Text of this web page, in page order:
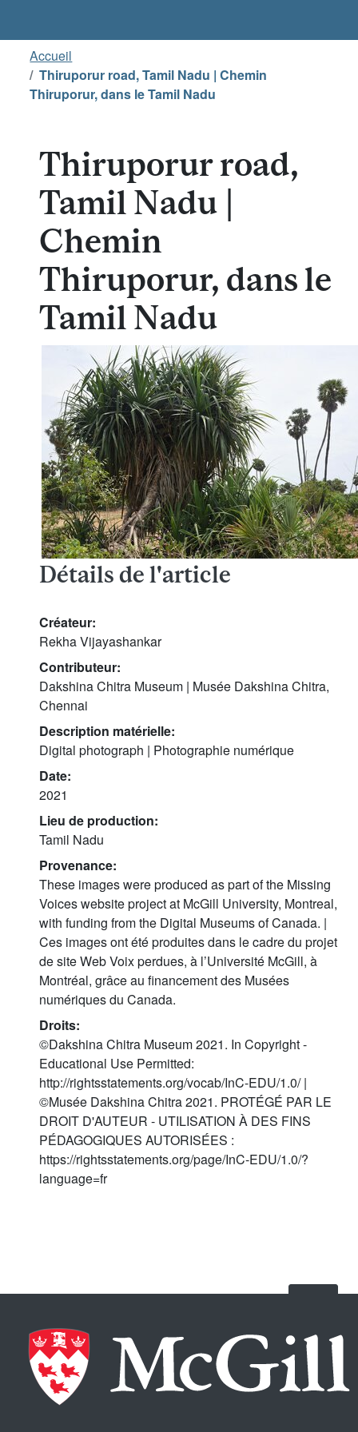
Accueil
Thiruporur road, Tamil Nadu | Chemin
Thiruporur, dans le Tamil Nadu
Thiruporur road,
Tamil Nadu |
Chemin
Thiruporur, dans le
Tamil Nadu
Détails de l'article
Créateur:
Rekha Vijayashankar
Contributeur:
Dakshina Chitra Museum | Musée Dakshina Chitra,
Chennai
Description matérielle:
Digital photograph | Photographie numérique
Date:
2021
Lieu de production:
Tamil Nadu
Provenance:
These images were produced as part of the Missing
Voices website project at McGill University, Montreal,
with funding from the Digital Museums of Canada. |
Ces images ont été produites dans le cadre du projet
de site Web Voix perdues, à l’Université McGill, à
Montréal, grâce au financement des Musées
numériques du Canada.
Droits:
©Dakshina Chitra Museum 2021. In Copyright -
Educational Use Permitted:
http://rightsstatements.org/vocab/InC-EDU/1.0/ |
©Musée Dakshina Chitra 2021. PROTÉGÉ PAR LE
DROIT D'AUTEUR - UTILISATION À DES FINS
PÉDAGOGIQUES AUTORISÉES :
https://rightsstatements.org/page/InC-EDU/1.0/?
language=fr